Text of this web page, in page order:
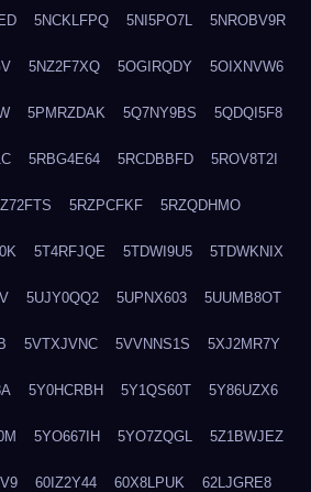
5NCKLFPQ 5NI5PO7L 5NROBV9R
5NZ2F7XQ 5OGIRQDY 5OIXNVW6
5PMRZDAK 5Q7NY9BS 5QDQI5F8
5RBG4E64 5RCDBBFD 5ROV8T2I
5RZPCFKF 5RZQDHMO
5T4RFJQE 5TDWI9U5 5TDWKNIX
5UJY0QQ2 5UPNX603 5UUMB8OT
5VTXJVNC 5VVNNS1S 5XJ2MR7Y
5Y0HCRBH 5Y1QS60T 5Y86UZX6
5YO667IH 5YO7ZQGL 5Z1BWJEZ
60IZ2Y44 60X8LPUK 62LJGRE8